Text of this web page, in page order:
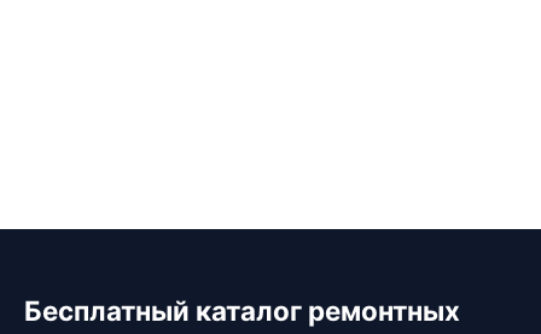
Бесплатный каталог ремонтных